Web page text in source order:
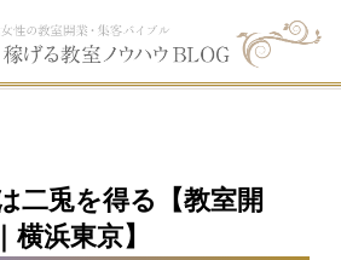
二兎を得る【教室開
横浜東京】